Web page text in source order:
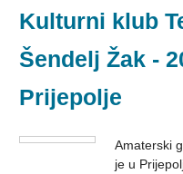
Kulturni klub
Šendelj Žak -
Prijepolje
Amaterski
je u